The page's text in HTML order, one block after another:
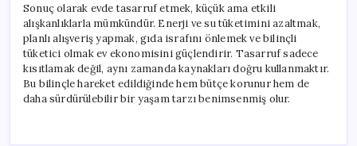
Sonuç olarak evde tasarruf etmek, küçük ama etkili
alışkanlıklarla mümkündür. Enerji ve su tüketimini azaltmak,
planlı alışveriş yapmak, gıda israfını önlemek ve bilinçli
tüketici olmak ev ekonomisini güçlendirir. Tasarruf sadece
kısıtlamak değil, aynı zamanda kaynakları doğru kullanmaktır.
Bu bilinçle hareket edildiğinde hem bütçe korunur hem de
daha sürdürülebilir bir yaşam tarzı benimsenmiş olur.